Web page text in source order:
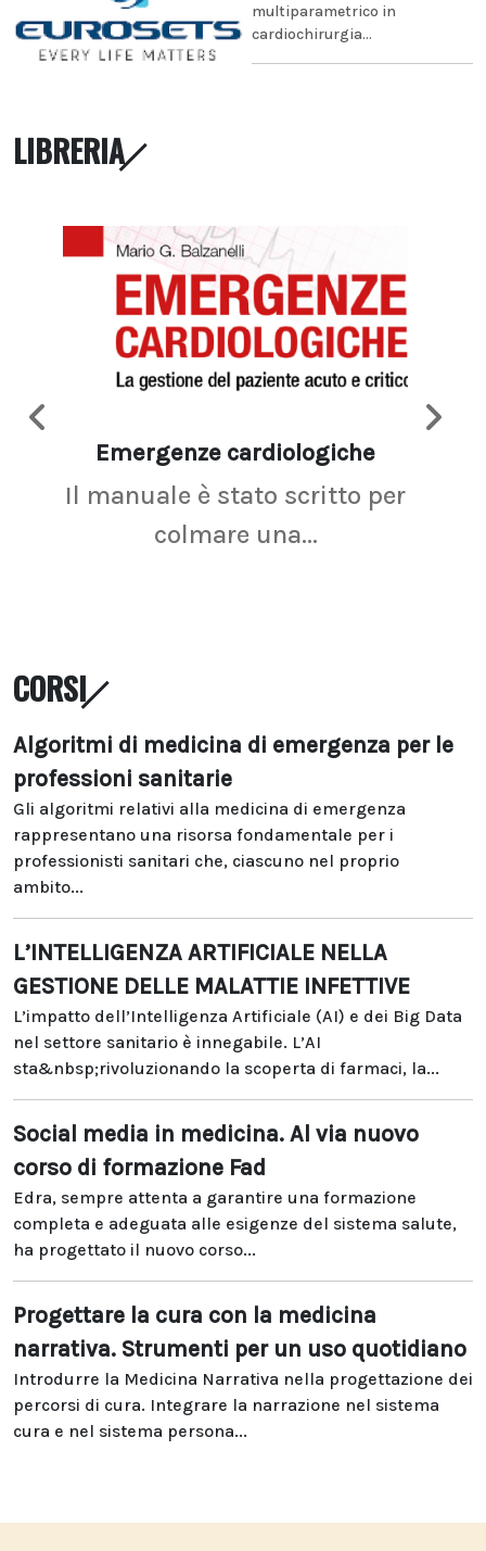
multiparametrico in
cardiochirurgia...
LIBRERIA
Emergenze cardiologiche
Il manuale è stato scritto per
colmare una...
CORSI
Algoritmi di medicina di emergenza per le
professioni sanitarie
Gli algoritmi relativi alla medicina di emergenza
rappresentano una risorsa fondamentale per i
professionisti sanitari che, ciascuno nel proprio
ambito...
L’INTELLIGENZA ARTIFICIALE NELLA
GESTIONE DELLE MALATTIE INFETTIVE
L’impatto dell’Intelligenza Artificiale (AI) e dei Big Data
nel settore sanitario è innegabile. L’AI
sta&nbsp;rivoluzionando la scoperta di farmaci, la...
Social media in medicina. Al via nuovo
corso di formazione Fad
Edra, sempre attenta a garantire una formazione
completa e adeguata alle esigenze del sistema salute,
ha progettato il nuovo corso...
Progettare la cura con la medicina
narrativa. Strumenti per un uso quotidiano
Introdurre la Medicina Narrativa nella progettazione dei
percorsi di cura. Integrare la narrazione nel sistema
cura e nel sistema persona...